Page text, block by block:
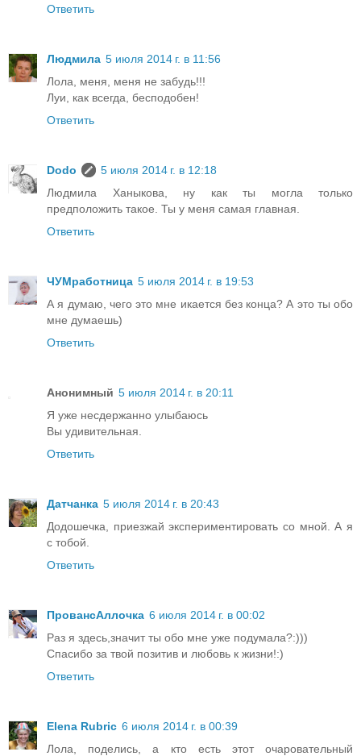
Ответить
Людмила 5 июля 2014 г. в 11:56
Лола, меня, меня не забудь!!!
Луи, как всегда, бесподобен!
Ответить
Dodo
5 июля 2014 г. в 12:18
Людмила Ханыкова, ну как ты могла только
предположить такое. Ты у меня самая главная.
Ответить
ЧУМработница 5 июля 2014 г. в 19:53
А я думаю, чего это мне икается без конца? А это ты обо
мне думаешь)
Ответить
Анонимный 5 июля 2014 г. в 20:11
Я уже несдержанно улыбаюсь
Вы удивительная.
Ответить
Датчанка 5 июля 2014 г. в 20:43
Додошечка, приезжай экспериментировать со мной. А я
с тобой.
Ответить
ПровансАллочка 6 июля 2014 г. в 00:02
Раз я здесь,значит ты обо мне уже подумала?:)))
Спасибо за твой позитив и любовь к жизни!:)
Ответить
Elena Rubric 6 июля 2014 г. в 00:39
Лола, поделись, а кто есть этот очаровательный